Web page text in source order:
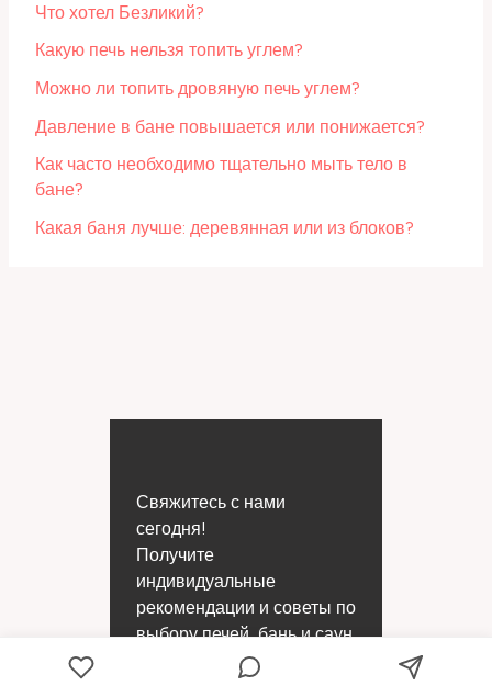
Что хотел Безликий?
Какую печь нельзя топить углем?
Можно ли топить дровяную печь углем?
Давление в бане повышается или понижается?
Как часто необходимо тщательно мыть тело в
бане?
Какая баня лучше: деревянная или из блоков?
Свяжитесь с нами
сегодня!
Получите
индивидуальные
рекомендации и советы по
выбору печей, бань и саун
для вашего комфорта.